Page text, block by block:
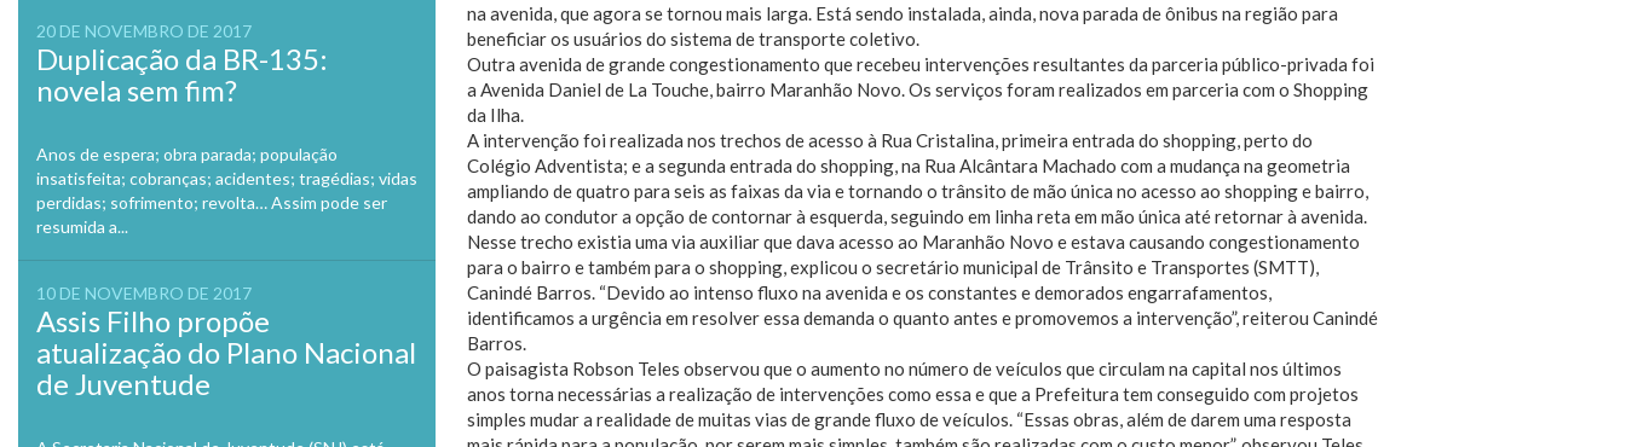
20 DE NOVEMBRO DE 2017
Duplicação da BR-135:
novela sem fim?
Anos de espera; obra parada; população
insatisfeita; cobranças; acidentes; tragédias; vidas
perdidas; sofrimento; revolta… Assim pode ser
resumida a...
10 DE NOVEMBRO DE 2017
Assis Filho propõe
atualização do Plano Nacional
de Juventude
na avenida, que agora se tornou mais larga. Está sendo instalada, ainda, nova parada de ônibus na região para
beneficiar os usuários do sistema de transporte coletivo.
Outra avenida de grande congestionamento que recebeu intervenções resultantes da parceria público-privada foi
a Avenida Daniel de La Touche, bairro Maranhão Novo. Os serviços foram realizados em parceria com o Shopping
da Ilha.
A intervenção foi realizada nos trechos de acesso à Rua Cristalina, primeira entrada do shopping, perto do
Colégio Adventista; e a segunda entrada do shopping, na Rua Alcântara Machado com a mudança na geometria
ampliando de quatro para seis as faixas da via e tornando o trânsito de mão única no acesso ao shopping e bairro,
dando ao condutor a opção de contornar à esquerda, seguindo em linha reta em mão única até retornar à avenida.
Nesse trecho existia uma via auxiliar que dava acesso ao Maranhão Novo e estava causando congestionamento
para o bairro e também para o shopping, explicou o secretário municipal de Trânsito e Transportes (SMTT),
Canindé Barros. “Devido ao intenso fluxo na avenida e os constantes e demorados engarrafamentos,
identificamos a urgência em resolver essa demanda o quanto antes e promovemos a intervenção”, reiterou Canindé
Barros.
O paisagista Robson Teles observou que o aumento no número de veículos que circulam na capital nos últimos
anos torna necessárias a realização de intervenções como essa e que a Prefeitura tem conseguido com projetos
simples mudar a realidade de muitas vias de grande fluxo de veículos. “Essas obras, além de darem uma resposta